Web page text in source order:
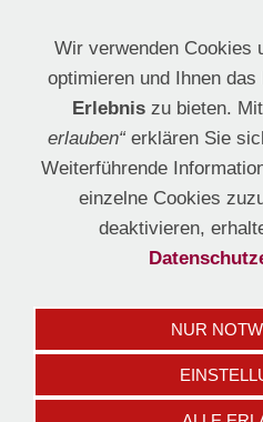
Navigation einblenden
Eine
hilft
Wir verwenden Cookies
optimieren und Ihnen das
Erlebnis zu bieten.
erlauben“ erklären Sie
Weiterführende
einzelne Cookies
deaktivieren,
NUR